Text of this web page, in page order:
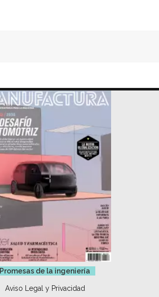
Promesas de la ingeniería
Aviso Legal y Privacidad